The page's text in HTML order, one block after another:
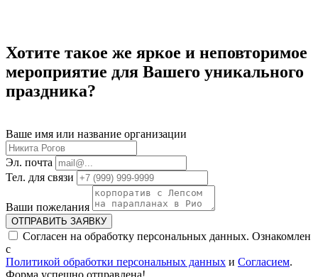
Хотите такое же яркое и неповторимое
мероприятие для Вашего уникального
праздника?
Ваше имя или название организации
Эл. почта
Тел. для связи
Ваши пожелания
ОТПРАВИТЬ ЗАЯВКУ
Согласен на обработку персональных данных. Ознакомлен
с
Политикой обработки персональных данных и Согласием.
Форма успешно отправлена!